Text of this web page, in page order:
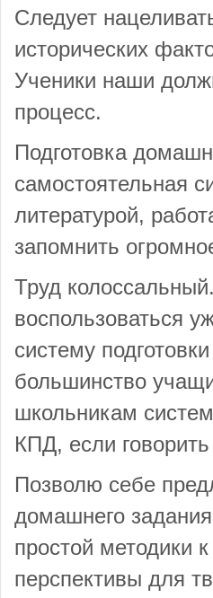
Следует
исторических
Ученики наши
процесс.
Подготовка
самостоятельная
литературой,
запомнить
Труд
воспользоваться
систему
большинство
школьникам
КПД, если
Позволю себе
домашнего
простой методики
перспективы для